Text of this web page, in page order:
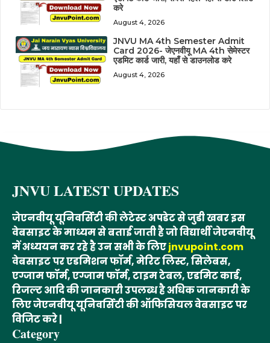
करे
August 4, 2026
JNVU MA 4th Semester Admit
Card 2026- जेएनवीयू MA 4th सेमेस्टर
एडमिट कार्ड जारी, यहाँ से डाउनलोड करे
August 4, 2026
JNVU LATEST UPDATES
जेएनवीयू यूनिवर्सिटी की लेटेस्ट अपडेट से जुडी खबर इस
वेबसाइट के माध्यम से बताई जाती है जो विद्यार्थी जेएनवीयू
में अध्ययन कर रहे है उन सभी के लिएjnvupoint.com
वेबसाइट पर एडमिशन फॉर्म, मेरिट लिस्ट, सिलेबस,
एग्जाम फॉर्म, एग्जाम फॉर्म, टाइम टेबल, एडमिट कार्ड,
रिजल्ट आदि की जानकारी उपलब्ध है अधिक जानकारी के
लिए जेएनवीयू यूनिवर्सिटी की ऑफिसियल वेबसाइट पर
विजिट करे |
Category